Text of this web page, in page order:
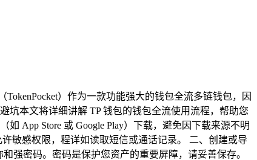
）作为一款功能强大的钱包全流多链钱包，因
坑本文将详细讲解 TP 钱包的钱包全流使用流程，帮助您
App Store 或 Google Play）下载，避免因下载来源不明
敏感权限，程详如读取短信或通话记录。 二、创建或导
强密码。密码是保护您资产的重要屏障，请妥善保存。